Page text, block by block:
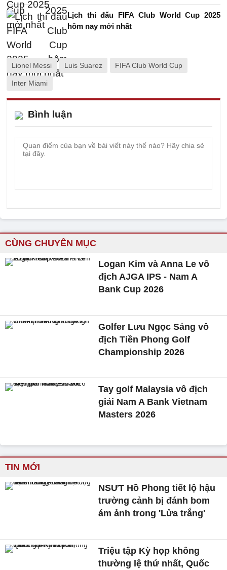
Lịch thi đấu FIFA Club World Cup 2025
hôm nay mới nhất
Lionel Messi Luis Suarez FIFA Club World Cup
Inter Miami
Bình luận
CÙNG CHUYÊN MỤC
Logan Kim và Anna Le vô
địch AJGA IPS - Nam A
Bank Cup 2026
Golfer Lưu Ngọc Sáng vô
địch Tiền Phong Golf
Championship 2026
Tay golf Malaysia vô địch
giải Nam A Bank Vietnam
Masters 2026
TIN MỚI
NSƯT Hồ Phong tiết lộ hậu
trường cảnh bị đánh bom
ám ảnh trong 'Lửa trắng'
Triệu tập Kỳ họp không
thường lệ thứ nhất, Quốc